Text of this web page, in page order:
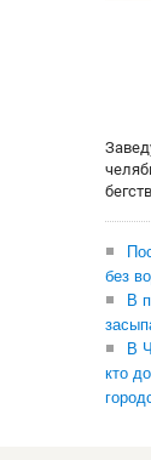
без
В
В
кто